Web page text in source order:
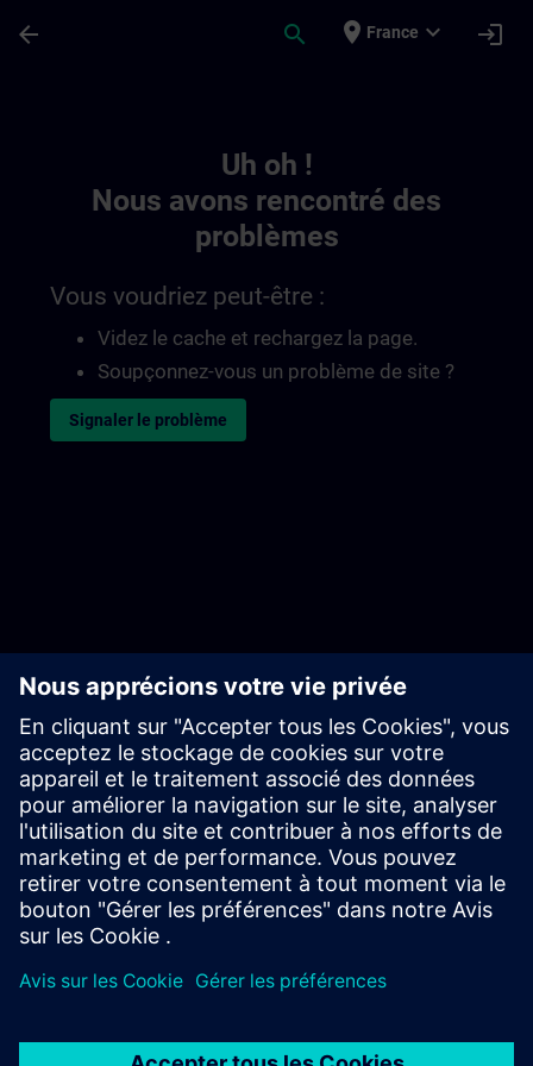
arrow_back search place France expand_more login
Uh oh !
Nous avons rencontré des
problèmes
Vous voudriez peut-être :
Videz le cache et rechargez la page.
Soupçonnez-vous un problème de site ?
Signaler le problème